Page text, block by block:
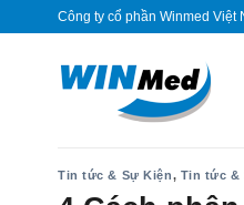
Công ty cổ phần Winmed Việt
Tin tức & Sự Kiện, Tin tức &